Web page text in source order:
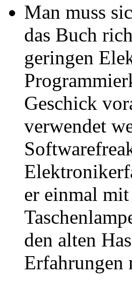
Man muss
das Buch
geringen
Geschick
verwendet
er einmal
den alten
Erfahrungen